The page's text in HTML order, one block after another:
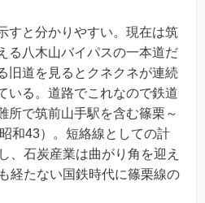
すと分かりやすい。現在は筑
る八木山バイパスの一本道だ
旧道を見るとクネクネが連続
いる。道路でこれなので鉄道
所で筑前山手駅を含む篠栗～
和43）。短絡線としての計
、石炭産業は曲がり角を迎え
経たない国鉄時代に篠栗線の